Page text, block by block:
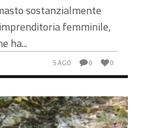
del 2026 in provincia di
sostanzialmente
femminile,
5 AGO 0 0